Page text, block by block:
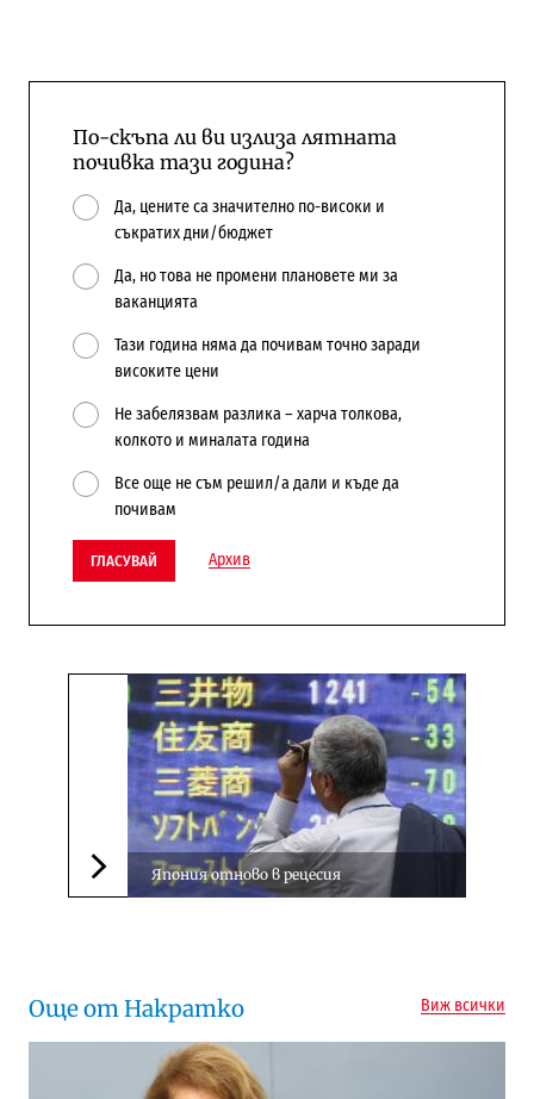
По-скъпа ли ви излиза лятната
почивка тази година?
Да, цените са значително по-високи и
съкратих дни/бюджет
Да, но това не промени плановете ми за
ваканцията
Тази година няма да почивам точно заради
високите цени
Не забелязвам разлика – харча толкова,
колкото и миналата година
Все още не съм решил/а дали и къде да
почивам
ГЛАСУВАЙ Архив
Следваща новина
Япония отново в рецесия
Още от Накратко Виж всички